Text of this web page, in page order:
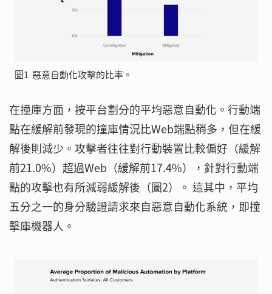
圖1 惡意自動化攻擊的比率。
在撞庫方面，按平台劃分的平均惡意自動化。行動端
點在緩解前發現的撞庫情況比Web端點稍多，但在緩
解後則減少。攻擊者往往對行動裝置比較偏好（緩解
前21.0%）超過Web（緩解前17.4%），針對行動端
點的攻擊也有所減弱緩解後（圖2）。 這其中，平均
五分之一的身分驗證請求來自惡意自動化系統，即撞
擊庫機器人。